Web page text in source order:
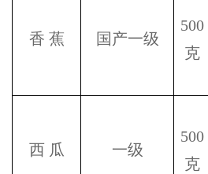
香 蕉 国产一级
500
克
西 瓜 一级
500
克